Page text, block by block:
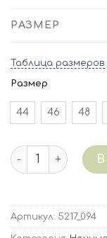
РАЗМЕР
Таблица размеров
Размер
44 46 48
Количество
Артикул: 5217_094